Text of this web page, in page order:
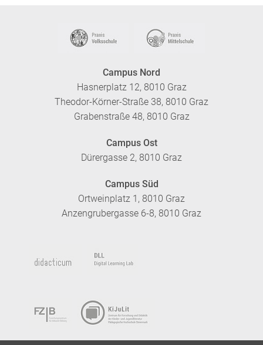
Campus Nord
Hasnerplatz 12, 8010 Graz
Theodor-Körner-Straße 38, 8010 Graz
Grabenstraße 48, 8010 Graz
Campus Ost
Dürergasse 2, 8010 Graz
Campus Süd
Ortweinplatz 1, 8010 Graz
Anzengrubergasse 6-8, 8010 Graz